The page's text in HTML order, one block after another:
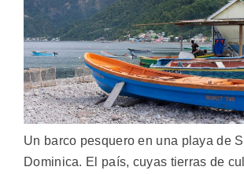
Un barco pesquero en una playa de
Dominica. El país, cuyas tierras de